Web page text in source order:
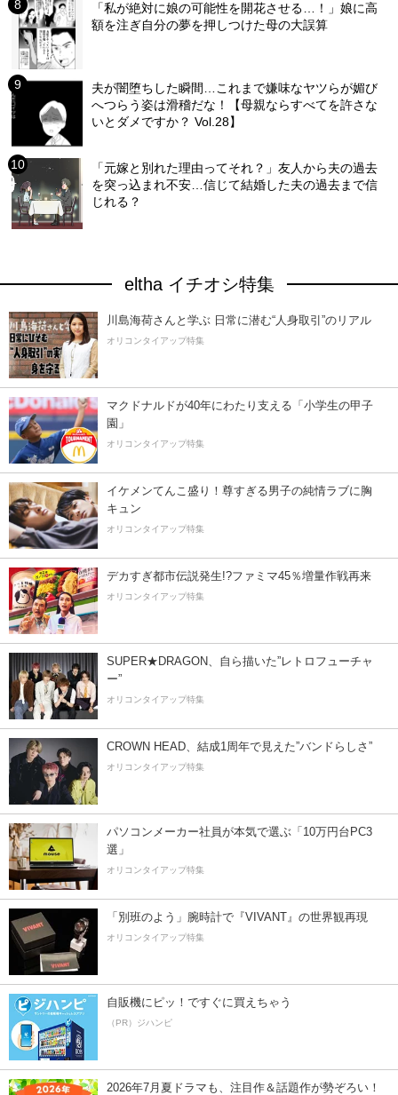
「私が絶対に娘の可能性を開花させる…！」娘に高
額を注ぎ自分の夢を押しつけた母の大誤算
夫が闇堕ちした瞬間…これまで嫌味なヤツらが媚び
へつらう姿は滑稽だな！【母親ならすべてを許さな
いとダメですか？ Vol.28】
「元嫁と別れた理由ってそれ？」友人から夫の過去
を突っ込まれ不安…信じて結婚した夫の過去まで信
じれる？
eltha イチオシ特集
川島海荷さんと学ぶ 日常に潜む“人身取引”のリアル
オリコンタイアップ特集
マクドナルドが40年にわたり支える「小学生の甲子
園」
オリコンタイアップ特集
イケメンてんこ盛り！尊すぎる男子の純情ラブに胸
キュン
オリコンタイアップ特集
デカすぎ都市伝説発生!?ファミマ45％増量作戦再来
オリコンタイアップ特集
SUPER★DRAGON、自ら描いた”レトロフューチャ
ー”
オリコンタイアップ特集
CROWN HEAD、結成1周年で見えた”バンドらしさ”
オリコンタイアップ特集
パソコンメーカー社員が本気で選ぶ「10万円台PC3
選」
オリコンタイアップ特集
「別班のよう」腕時計で『VIVANT』の世界観再現
オリコンタイアップ特集
自販機にピッ！ですぐに買えちゃう
（PR）ジハンピ
2026年7月夏ドラマも、注目作＆話題作が勢ぞろい！